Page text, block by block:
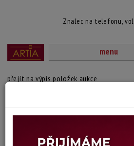
Znalec na telefonu,
menu
přejít na výpis položek aukce